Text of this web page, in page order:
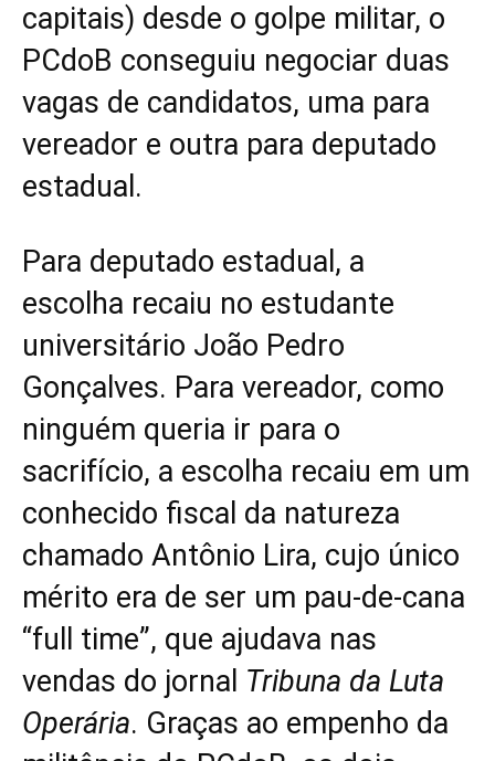
capitais) desde o golpe militar, o
PCdoB conseguiu negociar duas
vagas de candidatos, uma para
vereador e outra para deputado
estadual.
Para deputado estadual, a
escolha recaiu no estudante
universitário João Pedro
Gonçalves. Para vereador, como
ninguém queria ir para o
sacrifício, a escolha recaiu em um
conhecido fiscal da natureza
chamado Antônio Lira, cujo único
mérito era de ser um pau-de-cana
“full time”, que ajudava nas
vendas do jornal Tribuna da Luta
Operária. Graças ao empenho da